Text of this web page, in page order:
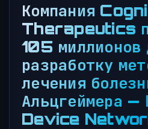
Компания
Therapeutics
105 миллионов
разработку
лечения
Альцгеймера
Device